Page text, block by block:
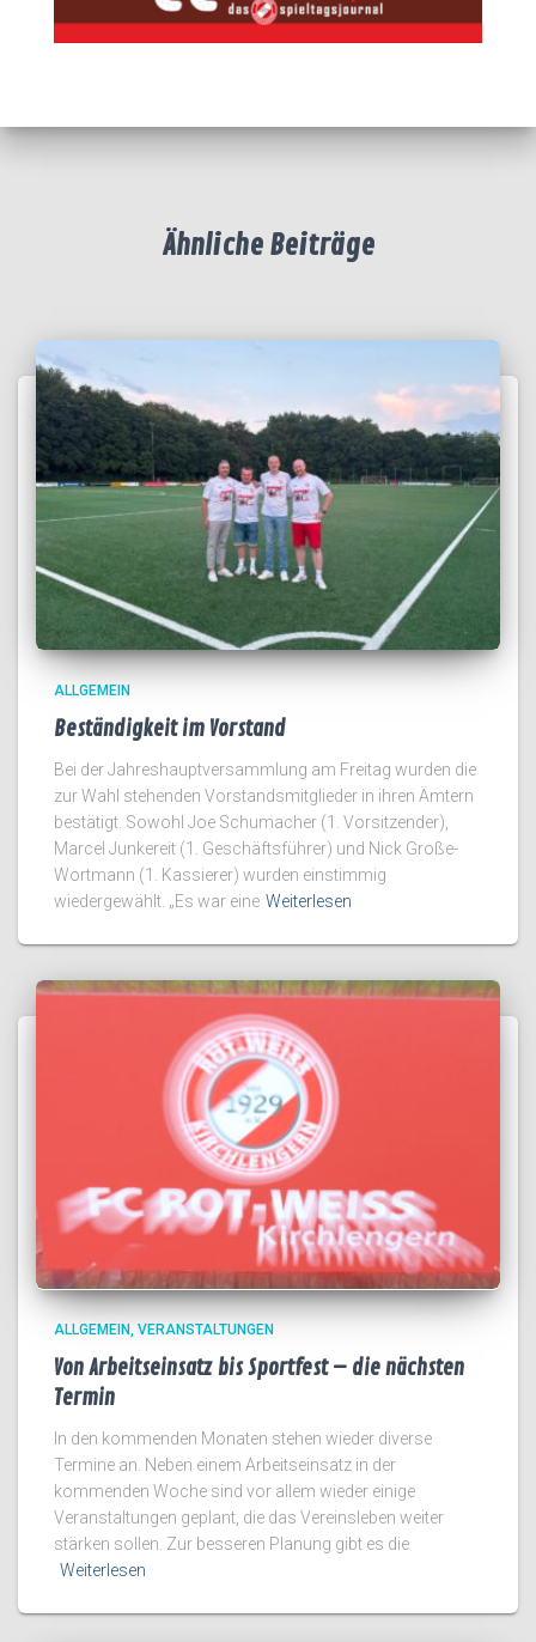
Ähnliche Beiträge
ALLGEMEIN
Beständigkeit im Vorstand
Bei der Jahreshauptversammlung am Freitag wurden die
zur Wahl stehenden Vorstandsmitglieder in ihren Ämtern
bestätigt. Sowohl Joe Schumacher (1. Vorsitzender),
Marcel Junkereit (1. Geschäftsführer) und Nick Große-
Wortmann (1. Kassierer) wurden einstimmig
wiedergewählt. „Es war eine Weiterlesen
ALLGEMEIN VERANSTALTUNGEN
Von Arbeitseinsatz bis Sportfest – die nächsten
Termin
In den kommenden Monaten stehen wieder diverse
Termine an. Neben einem Arbeitseinsatz in der
kommenden Woche sind vor allem wieder einige
Veranstaltungen geplant, die das Vereinsleben weiter
stärken sollen. Zur besseren Planung gibt es die
Weiterlesen